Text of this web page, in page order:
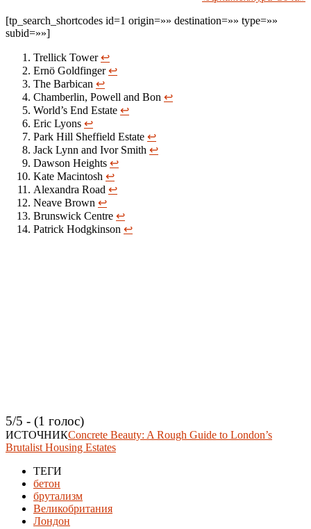
[tp_search_shortcodes id=1 origin=»» destination=»» type=»»
subid=»»]
Trellick Tower↩
Ernö Goldfinger↩
The Barbican ↩
Chamberlin, Powell and Bon ↩
World’s End Estate ↩
Eric Lyons ↩
Park Hill Sheffield Estate ↩
Jack Lynn and Ivor Smith ↩
Dawson Heights ↩
Kate Macintosh ↩
Alexandra Road ↩
Neave Brown ↩
Brunswick Centre ↩
Patrick Hodgkinson ↩
5/5 - (1 голос)
ИСТОЧНИКConcrete Beauty: A Rough Guide to London’s
Brutalist Housing Estates
ТЕГИ
бетон
брутализм
Великобритания
Лондон